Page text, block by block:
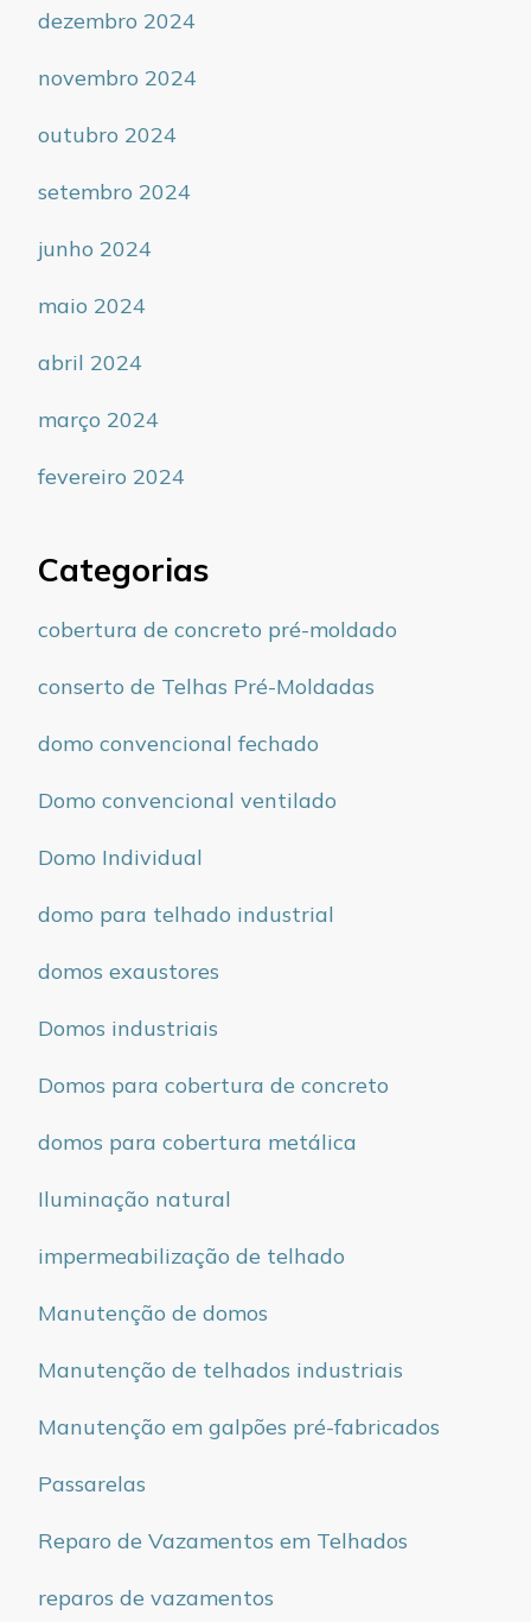
dezembro 2024
novembro 2024
outubro 2024
setembro 2024
junho 2024
maio 2024
abril 2024
março 2024
fevereiro 2024
Categorias
cobertura de concreto pré-moldado
conserto de Telhas Pré-Moldadas
domo convencional fechado
Domo convencional ventilado
Domo Individual
domo para telhado industrial
domos exaustores
Domos industriais
Domos para cobertura de concreto
domos para cobertura metálica
Iluminação natural
impermeabilização de telhado
Manutenção de domos
Manutenção de telhados industriais
Manutenção em galpões pré-fabricados
Passarelas
Reparo de Vazamentos em Telhados
reparos de vazamentos